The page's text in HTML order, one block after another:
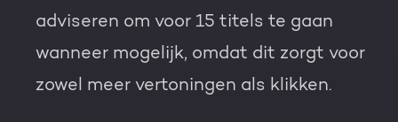
adviseren om voor 15 titels te gaan
wanneer mogelijk, omdat dit zorgt voor
zowel meer vertoningen als klikken.